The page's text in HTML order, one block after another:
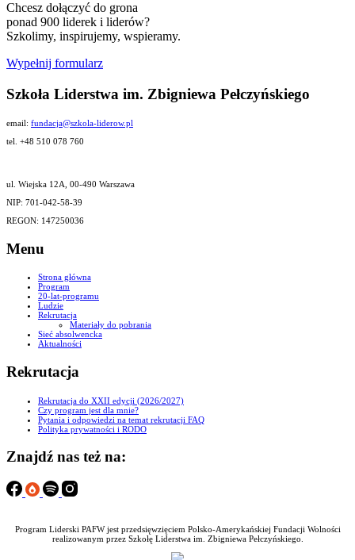
Chcesz dołączyć do grona
ponad 900 liderek i liderów?
Szkolimy, inspirujemy, wspieramy.
Wypełnij formularz
Szkoła Liderstwa im. Zbigniewa Pełczyńskiego
email: fundacja@szkola-liderow.pl
tel. +48 510 078 760
ul. Wiejska 12A, 00-490 Warszawa
NIP: 701-042-58-39
REGON: 147250036
Menu
Strona główna
Program
20-lat-programu
Ludzie
Rekrutacja
Materiały do pobrania
Sieć absolwencka
Aktualności
Rekrutacja
Rekrutacja do XXII edycji (2026/2027)
Czy program jest dla mnie?
Pytania i odpowiedzi na temat rekrutacji FAQ
Polityka prywatności i RODO
Znajdź nas też na:
Program Liderski PAFW jest przedsięwzięciem Polsko-Amerykańskiej Fundacji Wolności
realizowanym przez Szkołę Liderstwa im. Zbigniewa Pełczyńskiego.